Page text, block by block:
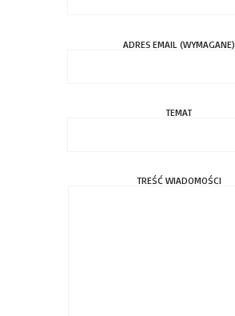
ADRES EMAIL (WYMAGANE)
TEMAT
TREŚĆ WIADOMOŚCI